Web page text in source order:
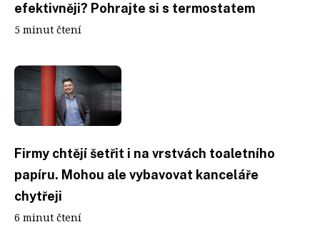
efektivněji? Pohrajte si s termostatem
5 minut čtení
Firmy chtějí šetřit i na vrstvách toaletního
papíru. Mohou ale vybavovat kanceláře
chytřeji
6 minut čtení